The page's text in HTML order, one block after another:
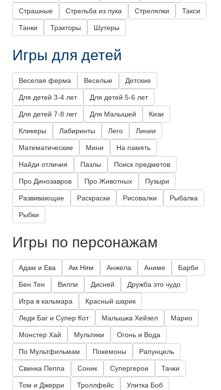
Страшные Стрельба из лука Стрелялки Такси
Танки Тракторы Шутеры
Игры для детей
Веселая ферма Веселые Детские
Для детей 3-4 лет Для детей 5-6 лет
Для детей 7-8 лет Для Малышей Кизи
Кликеры Лабиринты Лего Линии
Математические Мини На память
Найди отличия Пазлы Поиск предметов
Про Динозавров Про Животных Пузыри
Развивающие Раскраски Рисовалки Рыбалка
Рыбки
Игры по персонажам
Адам и Ева Ам Ням Анжела Аниме Барби
Бен Тен Вилли Дисней Дружба это чудо
Игра в кальмара Красный шарик
Леди Баг и Супер Кот Малышка Хейзел Марио
Монстер Хай Мультики Огонь и Вода
По Мультфильмам Покемоны Рапунцель
Свинка Пеппа Соник Супергерои Тачки
Том и Джерри Троллфейс Улитка Боб